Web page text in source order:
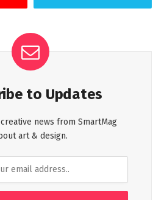
to Updates
news from SmartMag
art & design.